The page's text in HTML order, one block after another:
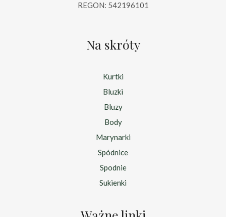
REGON: 542196101
Na skróty
Kurtki
Bluzki
Bluzy
Body
Marynarki
Spódnice
Spodnie
Sukienki